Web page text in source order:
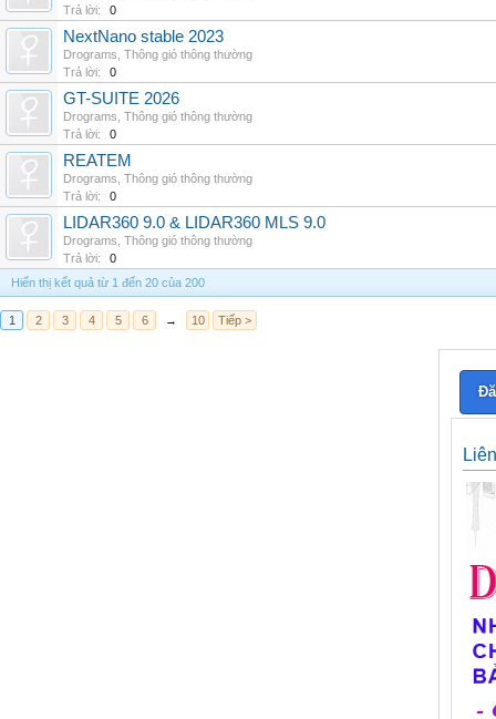
Trả lời:
0
NextNano stable 2023
Drograms Thông gió thông thường
Trả lời:
0
GT-SUITE 2026
Drograms Thông gió thông thường
Trả lời:
0
REATEM
Drograms Thông gió thông thường
Trả lời:
0
LIDAR360 9.0 & LIDAR360 MLS 9.0
Drograms Thông gió thông thường
Trả lời:
0
Hiển thị kết quả từ 1 đến 20 của 200
1 2 3 4 5 6 → 10 Tiếp >